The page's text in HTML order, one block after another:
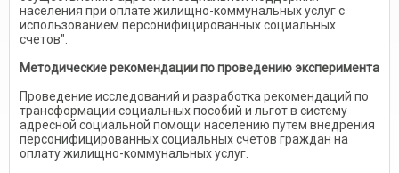
населения при оплате жилищно-коммунальных услуг с
использованием персонифицированных социальных
счетов".
Методические рекомендации по проведению эксперимента
Проведение исследований и разработка рекомендаций по
трансформации социальных пособий и льгот в систему
адресной социальной помощи населению путем внедрения
персонифицированных социальных счетов граждан на
оплату жилищно-коммунальных услуг.